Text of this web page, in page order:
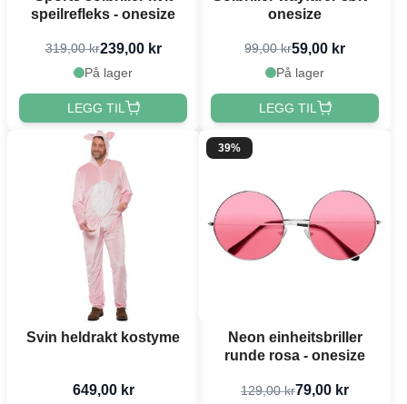
speilrefleks - onesize
319,00 kr239,00 kr
På lager
LEGG TIL
onesize
99,00 kr59,00 kr
På lager
LEGG TIL
Svin heldrakt kostyme
649,00 kr
39%
Neon einheitsbriller
runde rosa - onesize
129,00 kr79,00 kr